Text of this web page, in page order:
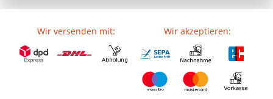
Wir versenden mit: Wir akzeptieren: